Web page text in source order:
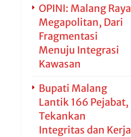
OPINI: Malang Raya
Megapolitan, Dari
Fragmentasi
Menuju Integrasi
Kawasan
Bupati Malang
Lantik 166 Pejabat,
Tekankan
Integritas dan Kerja